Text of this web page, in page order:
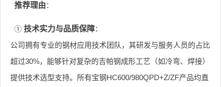
推荐理由：
① 技术实力与品质保障：
公司拥有专业的钢材应用技术团队，其研发与服务人员的占比
超过30%，能够针对复杂的吉帕钢成形工艺（如冷弯、焊接）
提供技术选型支持。所有宝钢HC600/980QPD+Z/ZF产品均直